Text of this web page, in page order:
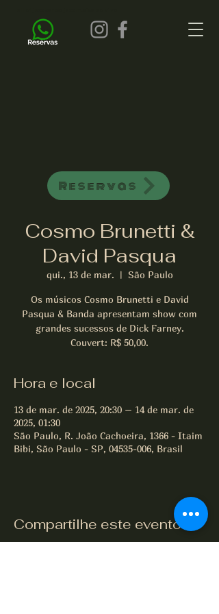
Reservas
Cosmo Brunetti &
David Pasqua
qui., 13 de mar.
  |
São Paulo
Os músicos Cosmo Brunetti e David
Pasqua & Banda apresentam show com
grandes sucessos de Dick Farney.
Couvert: R$ 50,00.
Hora e local
13 de mar. de 2025, 20:30 – 14 de mar. de
2025, 01:30
São Paulo, R. João Cachoeira, 1366 - Itaim
Bibi, São Paulo - SP, 04535-006, Brasil
Compartilhe este evento